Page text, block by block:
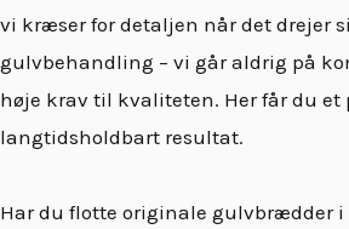
vi kræser for detaljen når det drejer
gulvbehandling – vi går aldrig på
høje krav til kvaliteten. Her får du et
langtidsholdbart resultat.
Har du flotte originale gulvbrædder